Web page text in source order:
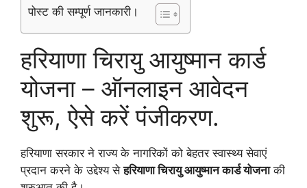
पोस्ट की सम्पूर्ण जानकारी।
हरियाणा चिरायु आयुष्मान कार्ड
योजना – ऑनलाइन आवेदन
शुरू, ऐसे करें पंजीकरण.
हरियाणा सरकार ने राज्य के नागरिकों को बेहतर स्वास्थ्य सेवाएं
प्रदान करने के उद्देश्य सेहरियाणा चिरायु आयुष्मान कार्ड योजनाकी